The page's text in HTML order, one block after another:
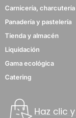
Carnicería,
Panadería y pastelería
Tienda y almacén
Liquidación
Gama ecológica
Catering
Haz clic